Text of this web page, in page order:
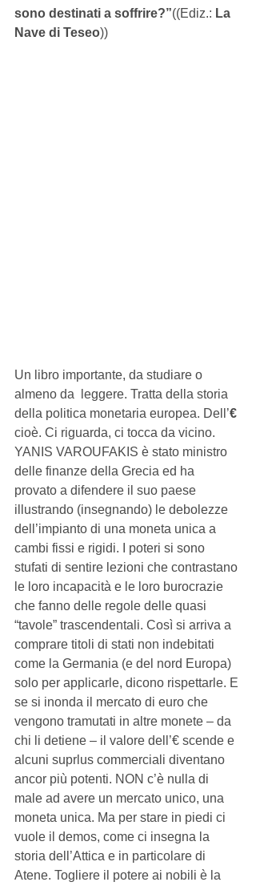
sono destinati a soffrire?”((Ediz.: La
Nave di Teseo))
Un libro importante, da studiare o
almeno da  leggere. Tratta della storia
della politica monetaria europea. Dell’€
cioè. Ci riguarda, ci tocca da vicino.
YANIS VAROUFAKIS è stato ministro
delle finanze della Grecia ed ha
provato a difendere il suo paese
illustrando (insegnando) le debolezze
dell’impianto di una moneta unica a
cambi fissi e rigidi. I poteri si sono
stufati di sentire lezioni che contrastano
le loro incapacità e le loro burocrazie
che fanno delle regole delle quasi
“tavole” trascendentali. Così si arriva a
comprare titoli di stati non indebitati
come la Germania (e del nord Europa)
solo per applicarle, dicono rispettarle. E
se si inonda il mercato di euro che
vengono tramutati in altre monete – da
chi li detiene – il valore dell’€ scende e
alcuni suprlus commerciali diventano
ancor più potenti. NON c’è nulla di
male ad avere un mercato unico, una
moneta unica. Ma per stare in piedi ci
vuole il demos, come ci insegna la
storia dell’Attica e in particolare di
Atene. Togliere il potere ai nobili è la